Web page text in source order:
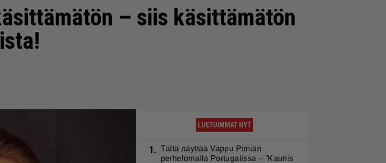
– siis käsittämätön
LUETUIMMAT NYT
1. Tältä näyttää Vappu Pimiän
perhelomalla Portugalissa – ”Kaunis